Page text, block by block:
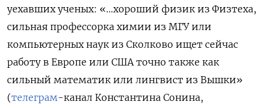
уехавших ученых: «…хороший физик из Физтеха,
сильная профессорка химии из МГУ или
компьютерных наук из Сколково ищет сейчас
работу в Европе или США точно также как
сильный математик или лингвист из Вышки»
(телеграм-канал Константина Сонина,